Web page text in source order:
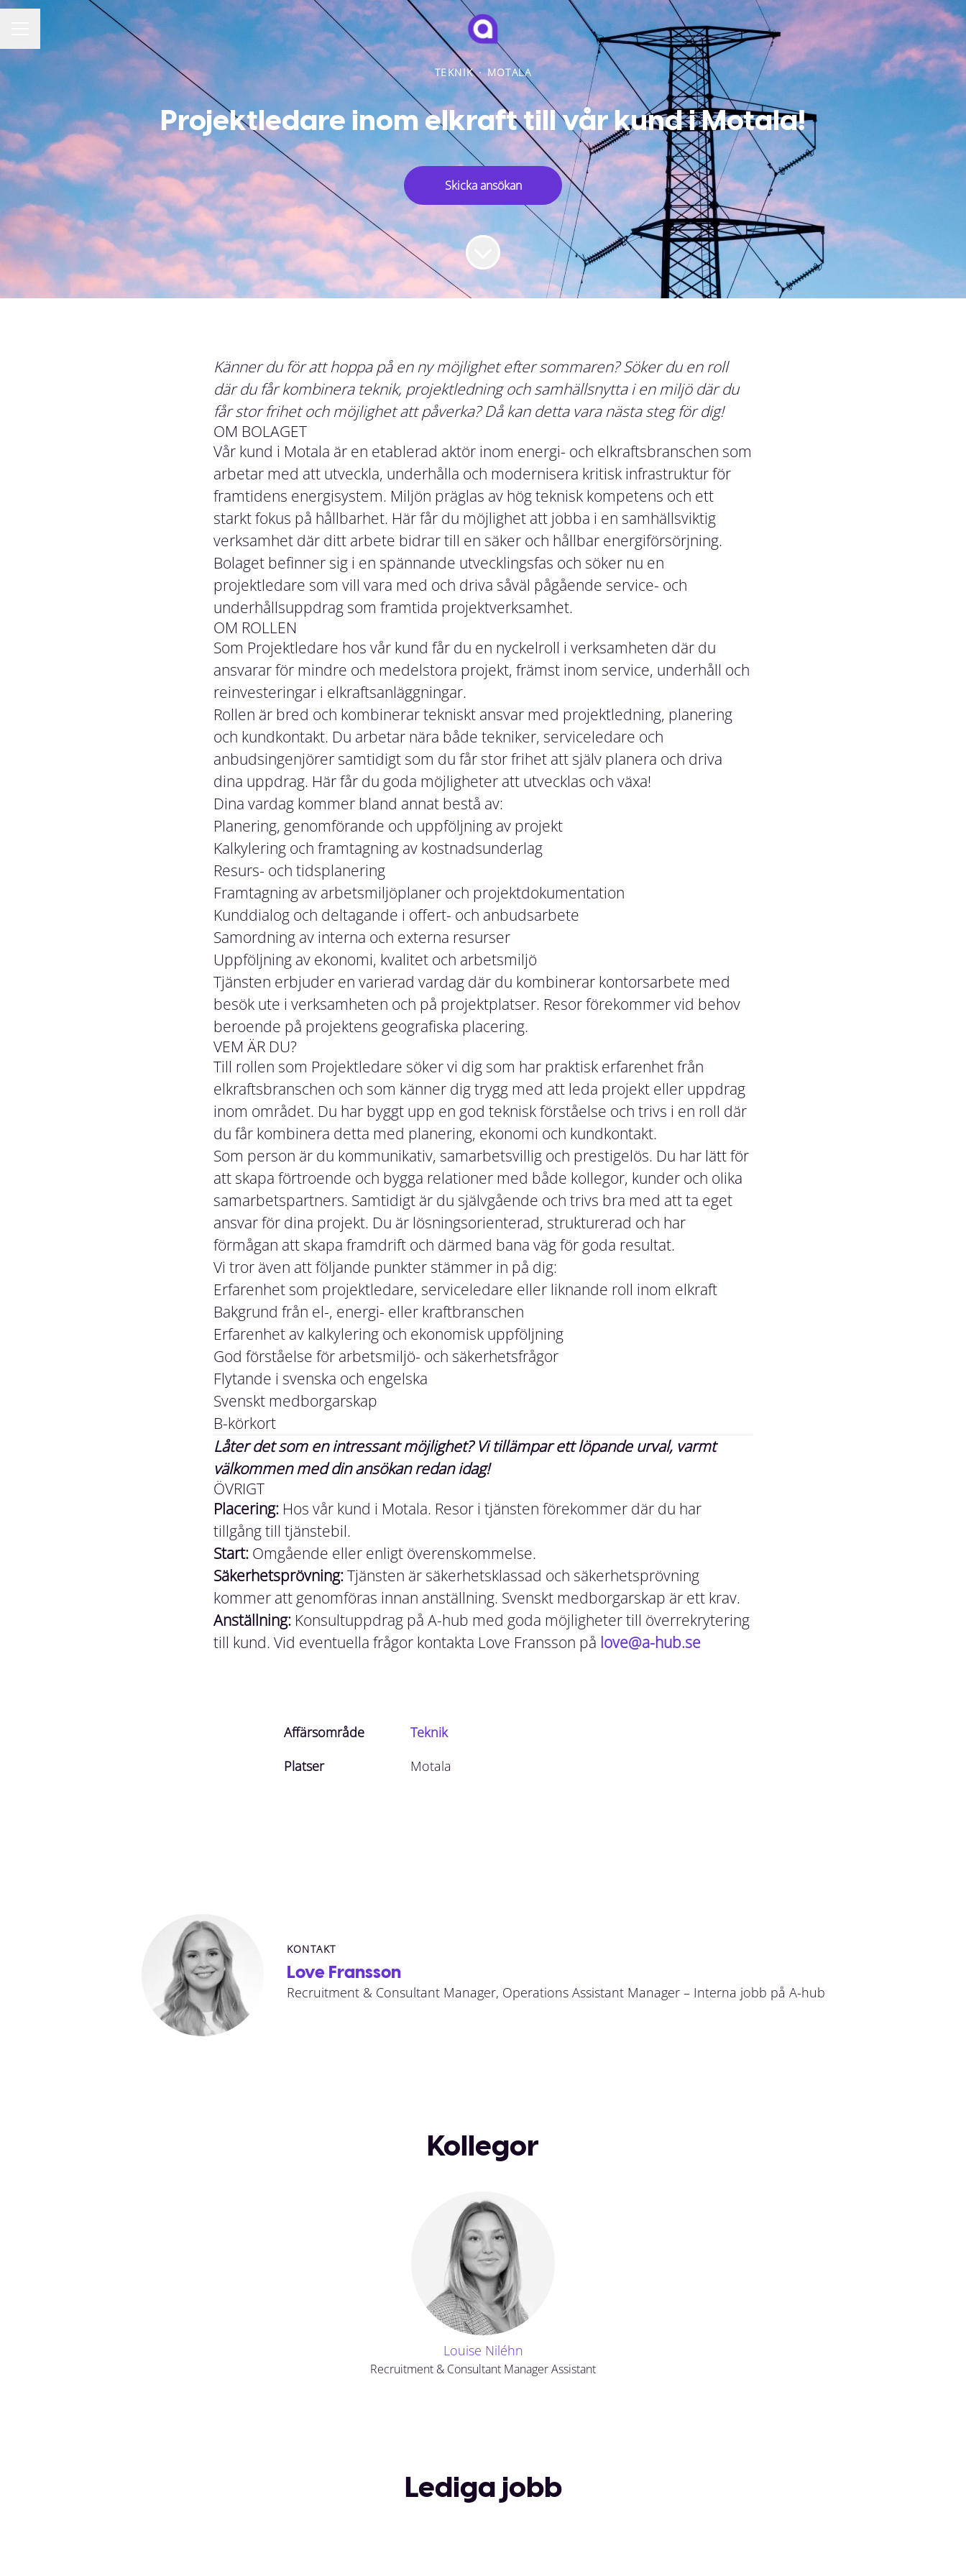
KARRIÄRMENY
TEKNIK · MOTALA
Projektledare inom elkraft till vår kund i Motala!
Skicka ansökan
Känner du för att hoppa på en ny möjlighet efter sommaren? Söker du en roll
där du får kombinera teknik, projektledning och samhällsnytta i en miljö där du
får stor frihet och möjlighet att påverka? Då kan detta vara nästa steg för dig!
OM BOLAGET
Vår kund i Motala är en etablerad aktör inom energi- och elkraftsbranschen som
arbetar med att utveckla, underhålla och modernisera kritisk infrastruktur för
framtidens energisystem. Miljön präglas av hög teknisk kompetens och ett
starkt fokus på hållbarhet. Här får du möjlighet att jobba i en samhällsviktig
verksamhet där ditt arbete bidrar till en säker och hållbar energiförsörjning.
Bolaget befinner sig i en spännande utvecklingsfas och söker nu en
projektledare som vill vara med och driva såväl pågående service- och
underhållsuppdrag som framtida projektverksamhet.
OM ROLLEN
Som Projektledare hos vår kund får du en nyckelroll i verksamheten där du
ansvarar för mindre och medelstora projekt, främst inom service, underhåll och
reinvesteringar i elkraftsanläggningar.
Rollen är bred och kombinerar tekniskt ansvar med projektledning, planering
och kundkontakt. Du arbetar nära både tekniker, serviceledare och
anbudsingenjörer samtidigt som du får stor frihet att själv planera och driva
dina uppdrag. Här får du goda möjligheter att utvecklas och växa!
Dina vardag kommer bland annat bestå av:
Planering, genomförande och uppföljning av projekt
Kalkylering och framtagning av kostnadsunderlag
Resurs- och tidsplanering
Framtagning av arbetsmiljöplaner och projektdokumentation
Kunddialog och deltagande i offert- och anbudsarbete
Samordning av interna och externa resurser
Uppföljning av ekonomi, kvalitet och arbetsmiljö
Tjänsten erbjuder en varierad vardag där du kombinerar kontorsarbete med
besök ute i verksamheten och på projektplatser. Resor förekommer vid behov
beroende på projektens geografiska placering.
VEM ÄR DU?
Till rollen som Projektledare söker vi dig som har praktisk erfarenhet från
elkraftsbranschen och som känner dig trygg med att leda projekt eller uppdrag
inom området. Du har byggt upp en god teknisk förståelse och trivs i en roll där
du får kombinera detta med planering, ekonomi och kundkontakt.
Som person är du kommunikativ, samarbetsvillig och prestigelös. Du har lätt för
att skapa förtroende och bygga relationer med både kollegor, kunder och olika
samarbetspartners. Samtidigt är du självgående och trivs bra med att ta eget
ansvar för dina projekt. Du är lösningsorienterad, strukturerad och har
förmågan att skapa framdrift och därmed bana väg för goda resultat.
Vi tror även att följande punkter stämmer in på dig:
Erfarenhet som projektledare, serviceledare eller liknande roll inom elkraft
Bakgrund från el-, energi- eller kraftbranschen
Erfarenhet av kalkylering och ekonomisk uppföljning
God förståelse för arbetsmiljö- och säkerhetsfrågor
Flytande i svenska och engelska
Svenskt medborgarskap
B-körkort
Låter det som en intressant möjlighet? Vi tillämpar ett löpande urval, varmt
välkommen med din ansökan redan idag!
ÖVRIGT
Placering: Hos vår kund i Motala. Resor i tjänsten förekommer där du har
tillgång till tjänstebil.
Start: Omgående eller enligt överenskommelse.
Säkerhetsprövning:Tjänsten är säkerhetsklassad och säkerhetsprövning
kommer att genomföras innan anställning. Svenskt medborgarskap är ett krav.
Anställning: Konsultuppdrag på A-hub med goda möjligheter till överrekrytering
till kund. Vid eventuella frågor kontakta Love Fransson på love@a-hub.se
Affärsområde
Teknik
Platser
Motala
KONTAKT
Love Fransson
Recruitment & Consultant Manager, Operations Assistant Manager – Interna jobb på A-hub
Kollegor
Louise Niléhn
Recruitment & Consultant Manager Assistant
Lediga jobb